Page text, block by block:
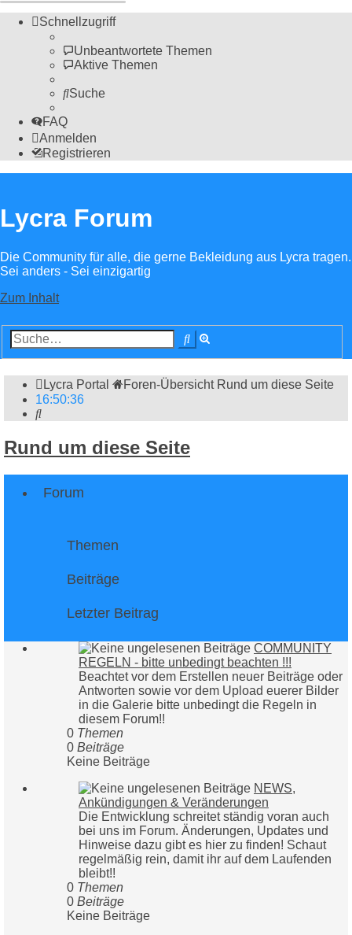
Schnellzugriff
Unbeantwortete Themen
Aktive Themen
Suche
FAQ
Anmelden
Registrieren
Lycra Forum
Die Community für alle, die gerne Bekleidung aus Lycra tragen.
Sei anders - Sei einzigartig
Zum Inhalt
Suche
Lycra Portal Foren-Übersicht Rund um diese Seite
16:50:36
Suche
Rund um diese Seite
Forum
Themen
Beiträge
Letzter Beitrag
COMMUNITY
REGELN - bitte unbedingt beachten !!!
Beachtet vor dem Erstellen neuer Beiträge oder
Antworten sowie vor dem Upload euerer Bilder
in die Galerie bitte unbedingt die Regeln in
diesem Forum!!
0 Themen
0 Beiträge
Keine Beiträge
NEWS,
Ankündigungen & Veränderungen
Die Entwicklung schreitet ständig voran auch
bei uns im Forum. Änderungen, Updates und
Hinweise dazu gibt es hier zu finden! Schaut
regelmäßig rein, damit ihr auf dem Laufenden
bleibt!!
0 Themen
0 Beiträge
Keine Beiträge